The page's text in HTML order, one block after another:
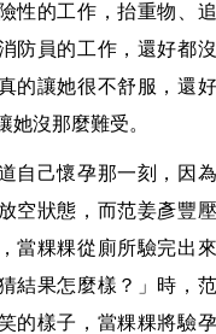
性的工作，抬重物、
防員的工作，還好都
的讓她很不舒服，還
她沒那麼難受。
自己懷孕那一刻，因
空狀態，而范姜彥豐
當粿粿從廁所驗完出
結果怎麼樣？」時，
的樣子，當粿粿將驗